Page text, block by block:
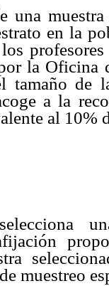
una
en la
la Oficina
tamaño de
a la
al 10%
muestreo